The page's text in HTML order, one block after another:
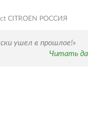
CITROEN РОССИЯ
ушел в прошлое!»
Читать